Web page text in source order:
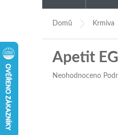
Domů Krmiva
Apetit
Průměrné
Neohodnoceno